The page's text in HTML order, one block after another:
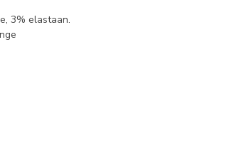
3% elastaan.